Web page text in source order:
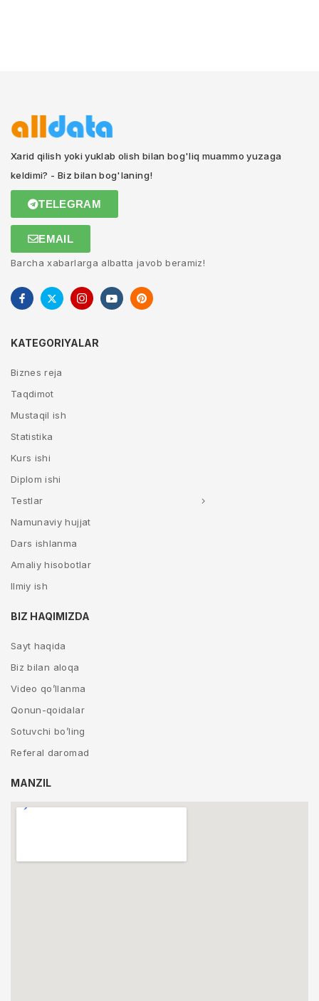
Xarid qilish yoki yuklab olish bilan bog'liq muammo yuzaga
keldimi? - Biz bilan bog'laning!
TELEGRAM
EMAIL
Barcha xabarlarga albatta javob beramiz!
KATEGORIYALAR
Biznes reja
Taqdimot
Mustaqil ish
Statistika
Kurs ishi
Diplom ishi
Testlar
Namunaviy hujjat
Dars ishlanma
Amaliy hisobotlar
Ilmiy ish
BIZ HAQIMIZDA
Sayt haqida
Biz bilan aloqa
Video qo’llanma
Qonun-qoidalar
Sotuvchi bo’ling
Referal daromad
MANZIL